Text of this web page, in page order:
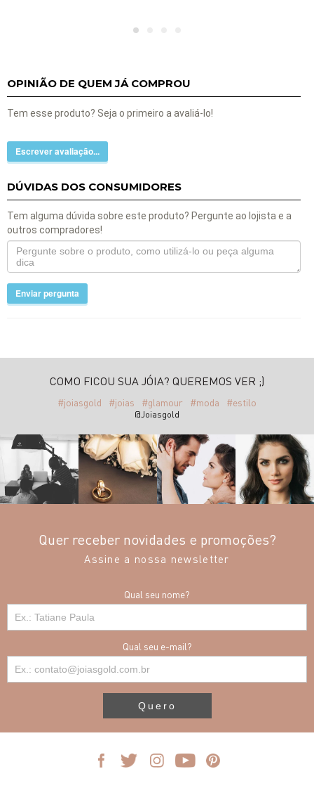
OPINIÃO DE QUEM JÁ COMPROU
Tem esse produto? Seja o primeiro a avaliá-lo!
Escrever avaliação...
DÚVIDAS DOS CONSUMIDORES
Tem alguma dúvida sobre este produto? Pergunte ao lojista e a
outros compradores!
Enviar pergunta
COMO FICOU SUA JÓIA? QUEREMOS VER ;)
#joiasgold #joias #glamour #moda #estilo
@Joiasgold
Quer receber novidades e promoções?
Assine a nossa newsletter
Qual seu nome?
Qual seu e-mail?
Quero